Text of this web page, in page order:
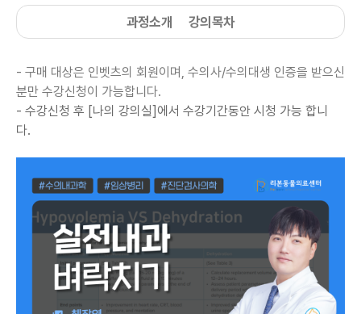
과정소개 강의목차
- 구매 대상은 인벳츠의 회원이며, 수의사/수의대생 인증을 받으신
분만 수강신청이 가능합니다.
- 수강신청 후 [나의 강의실]에서 수강기간동안 시청 가능 합니
다.